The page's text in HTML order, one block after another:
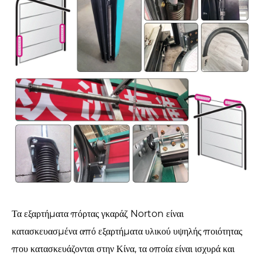
Τα εξαρτήματα πόρτας γκαράζ Norton είναι
κατασκευασμένα από εξαρτήματα υλικού υψηλής ποιότητας
που κατασκευάζονται στην Κίνα, τα οποία είναι ισχυρά και